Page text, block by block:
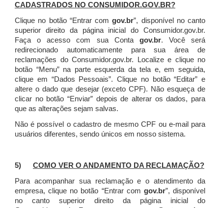
CADASTRADOS NO CONSUMIDOR.GOV.BR?
Clique no botão “Entrar comgov.br”, disponível no canto
superior direito da página inicial do Consumidor.gov.br.
Faça o acesso com sua Conta gov.br. Você será
redirecionado automaticamente para sua área de
reclamações do Consumidor.gov.br.
Localize e clique no
botão “Menu” na parte esquerda da tela e, em seguida,
clique em “Dados Pessoais”. Clique no botão “Editar” e
altere o dado que desejar (exceto CPF). Não esqueça de
clicar no botão “Enviar” depois de alterar os dados, para
que as alterações sejam salvas.
Não é possível o cadastro de mesmo CPF ou e-mail para
usuários diferentes, sendo únicos em nosso sistema.
5) COMO VER O ANDAMENTO DA RECLAMAÇÃO?
Para acompanhar sua reclamação e o atendimento da
empresa, clique no botão “Entrar com gov.br”, disponível
no canto superior direito da página inicial do